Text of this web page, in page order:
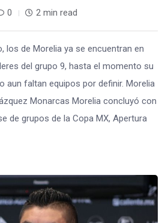
0 2 min read
los de Morelia ya se encuentran en
del grupo 9, hasta el momento su
aun faltan equipos por definir. Morelia
Monarcas Morelia concluyó con
de grupos de la Copa MX, Apertura